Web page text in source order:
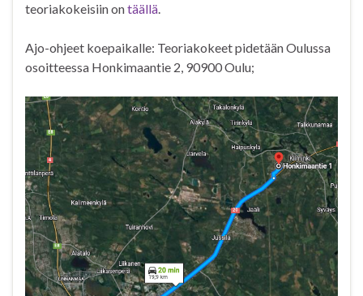
teoriakokeisiin ontäällä.
Ajo-ohjeet koepaikalle: Teoriakokeet pidetään Oulussa
osoitteessa Honkimaantie 2, 90900 Oulu;